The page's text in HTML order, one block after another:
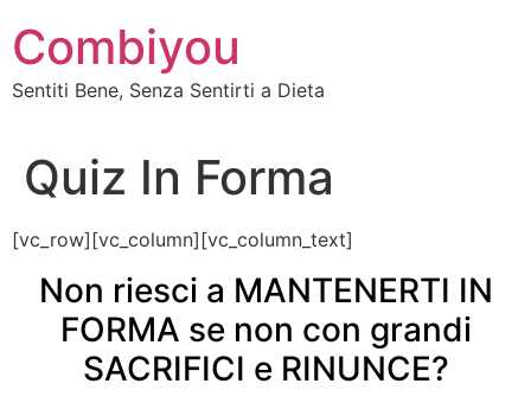
contenuto
Combiyou
Sentiti Bene, Senza Sentirti a Dieta
Quiz In Forma
[vc_row][vc_column][vc_column_text]
Non riesci a MANTENERTI IN
FORMA se non con grandi
SACRIFICI e RINUNCE?